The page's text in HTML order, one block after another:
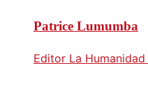
Patrice Lumumba
Editor La Humanidad